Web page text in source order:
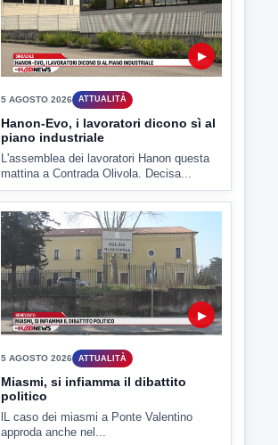
Hanon-Evo, i lavoratori dicono sì al
piano industriale
L'assemblea dei lavoratori Hanon questa
mattina a Contrada Olivola. Decisa...
▶
5 AGOSTO 2026 ATTUALITÀ
Miasmi, si infiamma il dibattito
politico
lL caso dei miasmi a Ponte Valentino
approda anche nel...